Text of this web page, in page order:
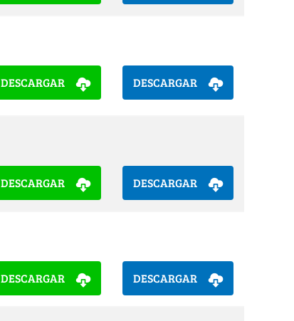
DESCARGAR DESCARGAR
DESCARGAR DESCARGAR
DESCARGAR DESCARGAR